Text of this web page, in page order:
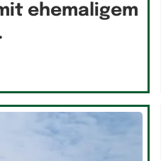
ehemaligem